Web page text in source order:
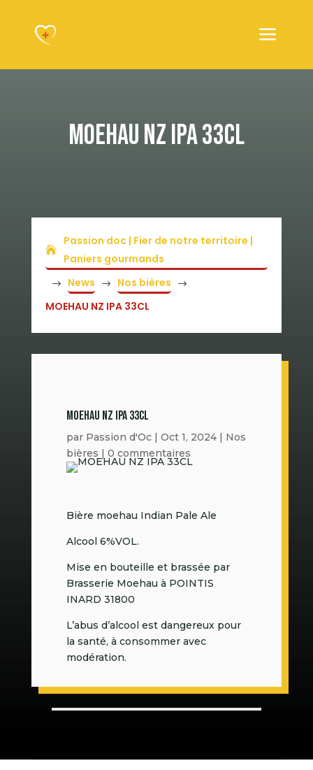
MOEHAU NZ IPA 33CL
Passion doc | Fier de notre territoire |
Paniers gourmands
$ News $ Nos bières $
MOEHAU NZ IPA 33CL
MOEHAU NZ IPA 33CL
par Passion d'Oc| Oct 1, 2024| Nos
bières | 0 commentaires
Bière moehau Indian Pale Ale
Alcool 6%VOL.
Mise en bouteille et brassée par
Brasserie Moehau à POINTIS
INARD 31800
L’abus d’alcool est dangereux pour
la santé, à consommer avec
modération.